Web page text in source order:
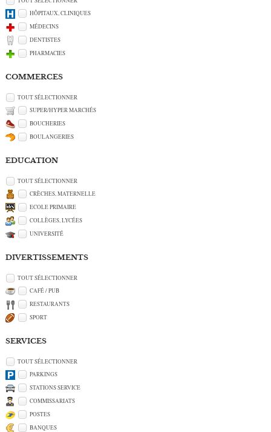
HÔPITAUX, CLINIQUES
MÉDECINS
DENTISTES
PHARMACIES
COMMERCES
TOUT SÉLECTIONNER
SUPER/HYPER MARCHÉS
BOUCHERIES
BOULANGERIES
EDUCATION
TOUT SÉLECTIONNER
CRÈCHES, MATERNELLE
ECOLE PRIMAIRE
COLLÈGES, LYCÉES
UNIVERSITÉ
DIVERTISSEMENTS
TOUT SÉLECTIONNER
CAFÉ / PUB
RESTAURANTS
SPORT
SERVICES
TOUT SÉLECTIONNER
PARKINGS
STATIONS SERVICE
COMMISSARIATS
POSTES
BANQUES